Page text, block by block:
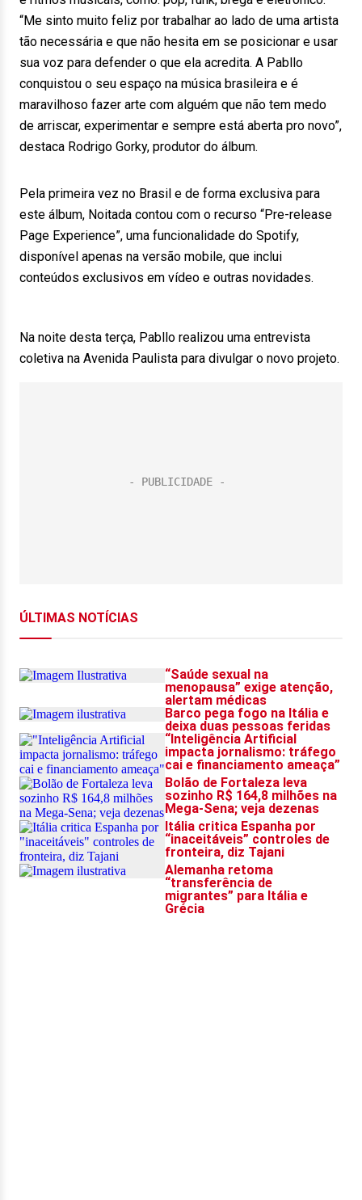
“Me sinto muito feliz por trabalhar ao lado de uma artista
tão necessária e que não hesita em se posicionar e usar
sua voz para defender o que ela acredita. A Pabllo
conquistou o seu espaço na música brasileira e é
maravilhoso fazer arte com alguém que não tem medo
de arriscar, experimentar e sempre está aberta pro novo”,
destaca Rodrigo Gorky, produtor do álbum.
Pela primeira vez no Brasil e de forma exclusiva para
este álbum, Noitada contou com o recurso “Pre-release
Page Experience”, uma funcionalidade do Spotify,
disponível apenas na versão mobile, que inclui
conteúdos exclusivos em vídeo e outras novidades.
Na noite desta terça, Pabllo realizou uma entrevista
coletiva na Avenida Paulista para divulgar o novo projeto.